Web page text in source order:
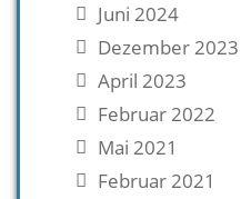
Juni 2024
Dezember 2023
April 2023
Februar 2022
Mai 2021
Februar 2021